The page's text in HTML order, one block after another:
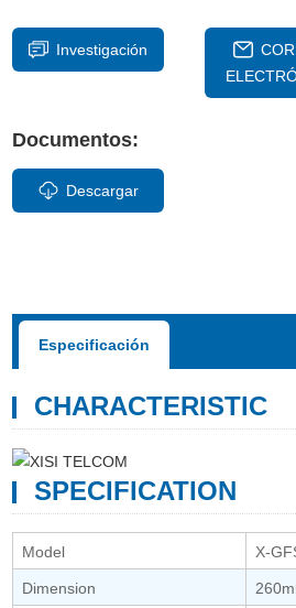
Investigación
Documentos:
Descargar
Especificación
CHARACTERISTIC
SPECIFICATION
Model X-
Dimension